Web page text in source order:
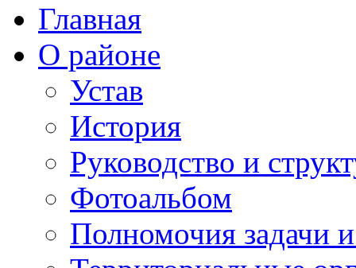
Главная
О районе
Устав
История
Руководство и
Фотоальбом
Полномочия задачи